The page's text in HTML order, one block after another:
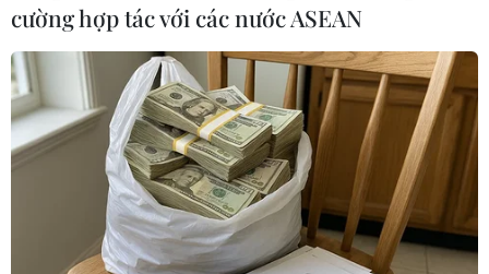
cường hợp tác với các nước ASEAN